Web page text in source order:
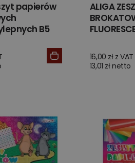
papierów
B5
ALIGA
16,00 zł z VAT
13,01 zł netto